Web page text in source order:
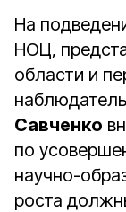
На
НОЦ,
области и
Савченко
по
научно-
роста